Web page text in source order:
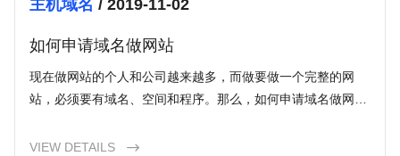
主机域名/ 2019-11-02
如何申请域名做网站
现在做网站的个人和公司越来越多，而做要做一个完整的网
站，必须要有域名、空间和程序。那么，如何申请域名做网站
的门牌号，注
VIEW DETAILS 